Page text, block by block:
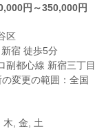
円～350,000円
区
宿 徒歩5分
副都心線 新宿三丁
変更の範囲：全国
木, 金, 土